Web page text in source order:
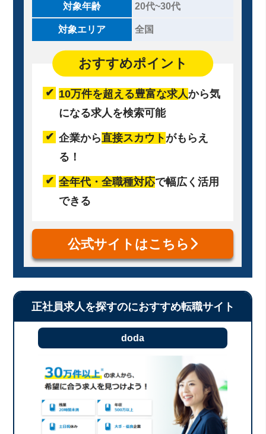
対象年齢 20代~30代
対象エリア 全国
おすすめポイント
10万件を超える豊富な求人から気
になる求人を検索可能
企業から直接スカウト がもらえ
る！
全年代・全職種対応で幅広く活用
できる
公式サイトはこちら
正社員求人を探すのにおすすめ転職サイト
doda